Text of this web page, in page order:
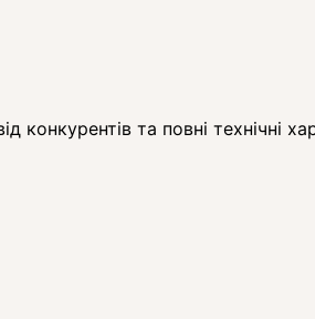
конкурентів та повні технічні